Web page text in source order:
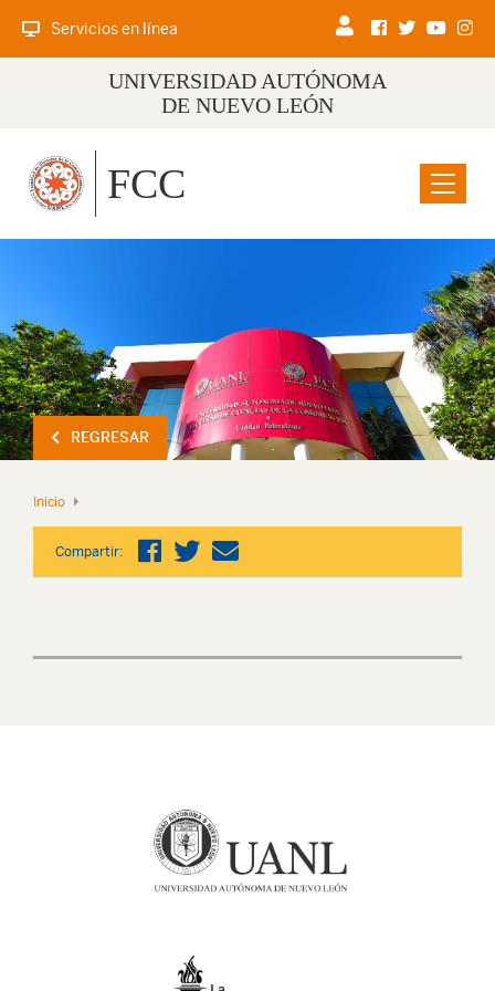
Servicios en línea
UNIVERSIDAD AUTÓNOMA
DE NUEVO LEÓN
Menu
FCC
REGRESAR
Inicio
Compartir: